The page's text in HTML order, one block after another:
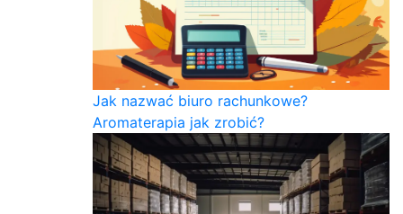
Jak nazwać biuro rachunkowe?
Aromaterapia jak zrobić?